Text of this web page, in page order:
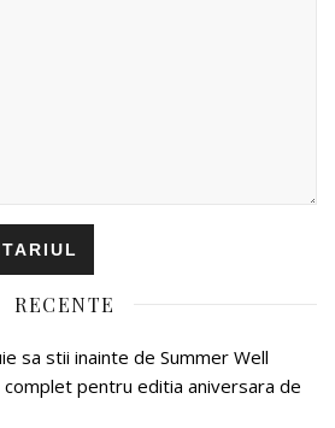
RECENTE
sa stii inainte de Summer Well
complet pentru editia aniversara de